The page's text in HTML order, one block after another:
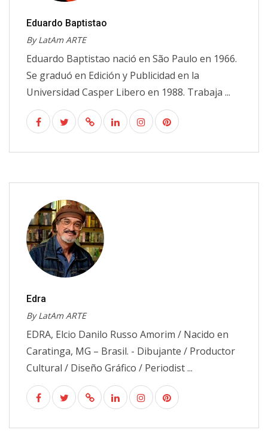
Eduardo Baptistao
By LatAm ARTE
Eduardo Baptistao nació en São Paulo en 1966.
Se graduó en Edición y Publicidad en la
Universidad Casper Libero en 1988. Trabaja ...
Edra
By LatAm ARTE
EDRA, Elcio Danilo Russo Amorim / Nacido en
Caratinga, MG – Brasil. - Dibujante / Productor
Cultural / Diseño Gráfico / Periodist ...